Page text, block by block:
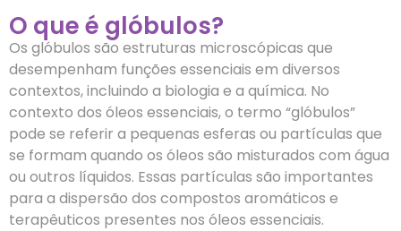
O que é glóbulos?
Os glóbulos são estruturas microscópicas que
desempenham funções essenciais em diversos
contextos, incluindo a biologia e a química. No
contexto dos óleos essenciais, o termo “glóbulos”
pode se referir a pequenas esferas ou partículas que
se formam quando os óleos são misturados com água
ou outros líquidos. Essas partículas são importantes
para a dispersão dos compostos aromáticos e
terapêuticos presentes nos óleos essenciais.